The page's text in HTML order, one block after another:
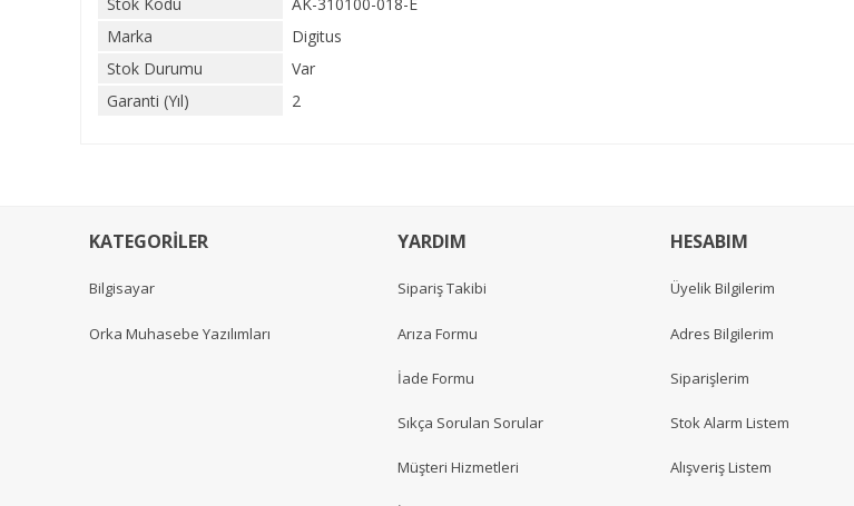
Marka
Digitus
Stok Durumu
Var
Garanti (Yıl)
2
KATEGORİLER
Bilgisayar
Orka Muhasebe Yazılımları
YARDIM
Sipariş Takibi
Arıza Formu
İade Formu
Sıkça Sorulan Sorular
Müşteri Hizmetleri
HESABIM
Üyelik Bilgilerim
Adres Bilgilerim
Siparişlerim
Stok Alarm Listem
Alışveriş Listem